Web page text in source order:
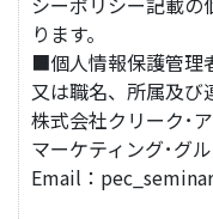
ります。
■個人情報保護管理
又は職名、所属及び
株式会社クリーク･
マーケティング･グ
Email：